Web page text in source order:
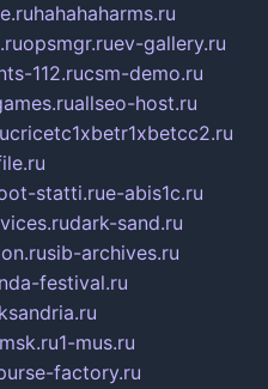
hahahaharms.ru
opsmgr.ruev-gallery.ru
112.rucsm-demo.ru
allseo-host.ru
cricetc1xbetr1xbetcc2.ru
statti.rue-abis1c.ru
dark-sand.ru
sib-archives.ru
festival.ru
1-mus.ru
factory.ru